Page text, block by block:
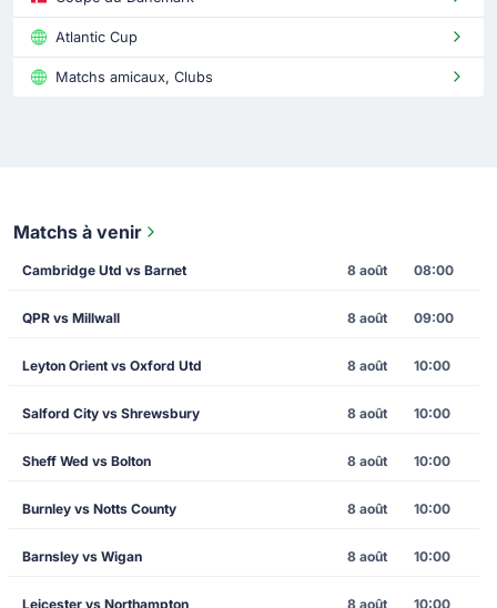
Atlantic Cup
Matchs amicaux, Clubs
Matchs à venir
Cambridge Utd vs Barnet 8 août 08:00
QPR vs Millwall 8 août 09:00
Leyton Orient vs Oxford Utd 8 août 10:00
Salford City vs Shrewsbury 8 août 10:00
Sheff Wed vs Bolton 8 août 10:00
Burnley vs Notts County 8 août 10:00
Barnsley vs Wigan 8 août 10:00
Leicester vs Northampton 8 août 10:00